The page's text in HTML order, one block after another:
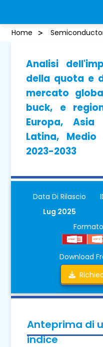
Home
Analisi
della quota e
mercato
buck, e
Europa, Asia
Latina,
2023-2033
Data Di Rilascio
Lug 2025
Download
Anteprima di
indice